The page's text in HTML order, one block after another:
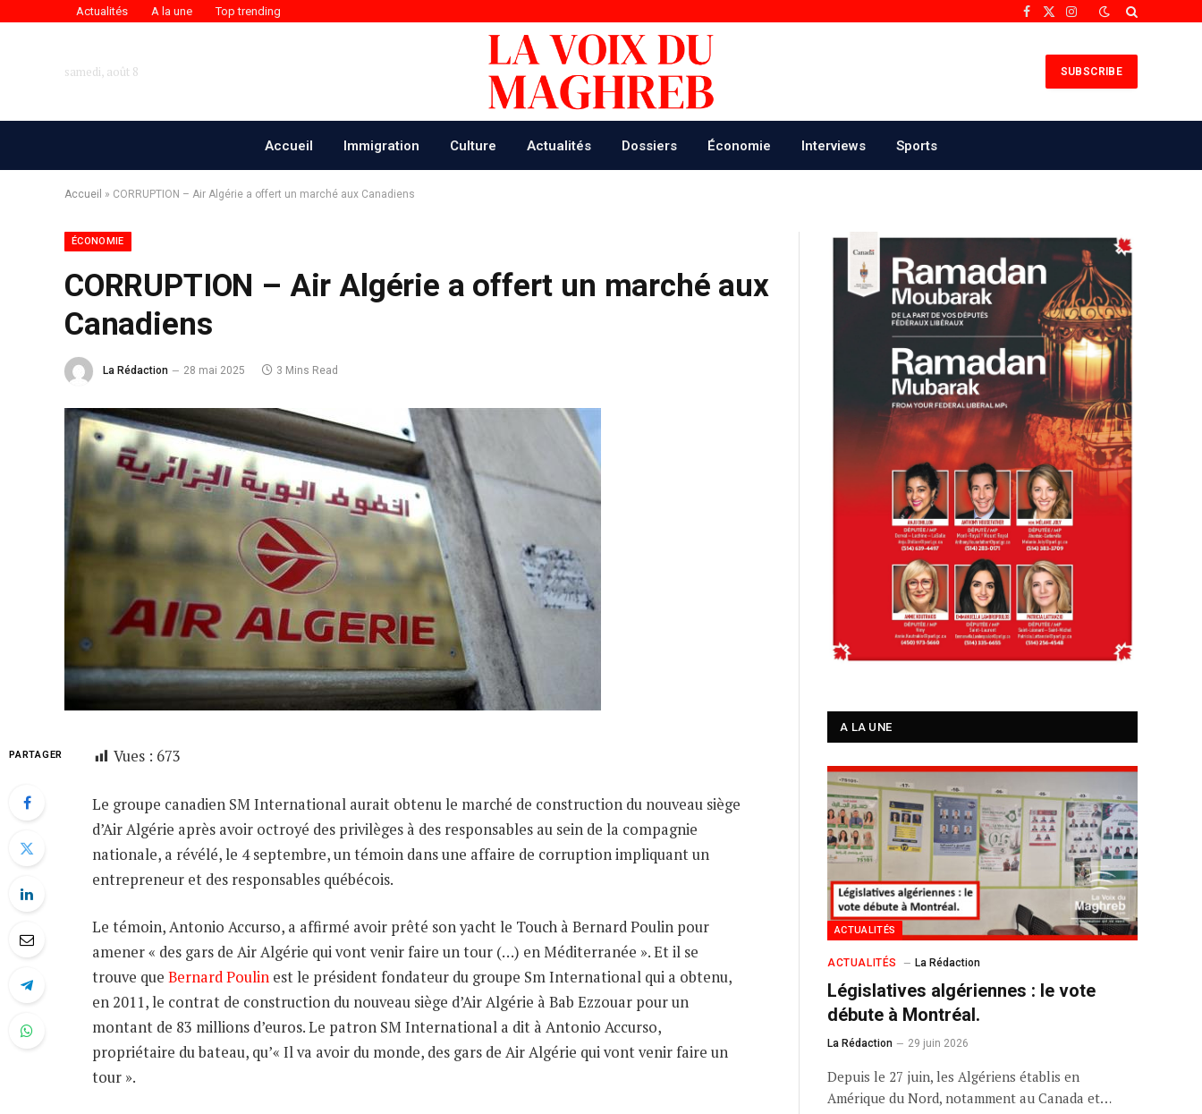
Actualités A la une Top trending Facebook
X
Instagram
samedi, août 8 SUBSCRIBE
Accueil Immigration Culture Actualités Dossiers Économie Interviews Sports
Accueil » CORRUPTION – Air Algérie a offert un marché aux Canadiens
ÉCONOMIE
CORRUPTION – Air Algérie a offert un marché aux
Canadiens
La Rédaction 28 mai 2025 3 Mins Read
PARTAGER Vues : 673
Le groupe canadien SM International aurait obtenu le marché de construction du nouveau siège
d’Air Algérie après avoir octroyé des privilèges à des responsables au sein de la compagnie
nationale, a révélé, le 4 septembre, un témoin dans une affaire de corruption impliquant un
entrepreneur et des responsables québécois.
Le témoin, Antonio Accurso, a affirmé avoir prêté son yacht le Touch à Bernard Poulin pour
amener « des gars de Air Algérie qui vont venir faire un tour (…) en Méditerranée ». Et il se
trouve que Bernard Poulin est le président fondateur du groupe Sm International qui a obtenu,
en 2011, le contrat de construction du nouveau siège d’Air Algérie à Bab Ezzouar pour un
montant de 83 millions d’euros. Le patron SM International a dit à Antonio Accurso,
propriétaire du bateau, qu’« Il va avoir du monde, des gars de Air Algérie qui vont venir faire un
tour ».
A LA UNE
ACTUALITÉS
ACTUALITÉS La Rédaction
Législatives algériennes : le vote
débute à Montréal.
La Rédaction 29 juin 2026
Depuis le 27 juin, les Algériens établis en
Amérique du Nord, notamment au Canada et…